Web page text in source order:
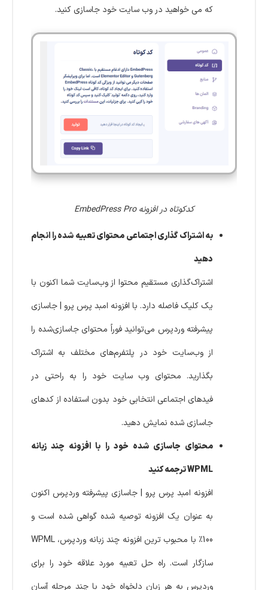
که می خواهید در وب سایت خود جاسازی کنید.
کدکوتاه در افزونه EmbedPress Pro
به اشتراک گذاری اجتماعی محتوای تعبیه شده را انجام
دهید
اشتراک‌گذاری مستقیم محتوا از وب‌سایت شما اکنون با
یک کلیک فاصله دارد. با افزونه امبد پرس پرو | جاسازی
پیشرفته وردپرس می‌توانید فوراً محتوای جاسازی‌شده را
از وب‌سایت خود در پلتفرم‌های مختلف به اشتراک
بگذارید. محتوای وب سایت خود را به راحتی در
فیدهای اجتماعی انتخابی خود بدون استفاده از کدهای
جاسازی شده نمایش دهید.
محتوای جاسازی شده خود را با افزونه چند زبانه
WPML ترجمه کنید
افزونه امبد پرس پرو | جاسازی پیشرفته وردپرس اکنون
به عنوان یک افزونه توصیه شده گواهی شده است و
100٪ با محبوب ترین افزونه چند زبانه وردپرس، WPML
سازگار است. راه حل تعبیه مورد علاقه خود را برای
وردپرس به هر زبان دلخواه خود با چند مرحله آسان